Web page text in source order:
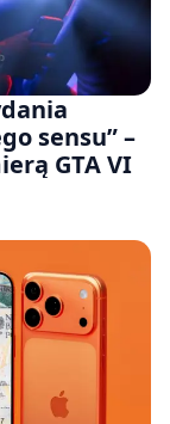
sensu” –
GTA VI